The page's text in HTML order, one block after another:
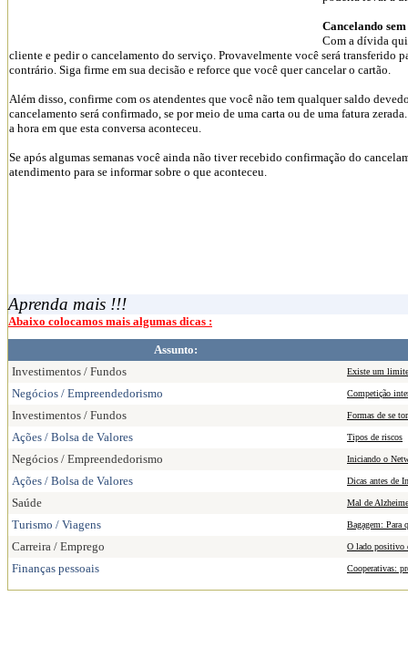
Cancelando
Com a dívida
cliente e pedir o cancelamento do serviço. Provavelmente você será transferido
contrário. Siga firme em sua decisão e reforce que você quer cancelar o cartão.
Além disso, confirme com os atendentes que você não tem qualquer saldo
cancelamento será confirmado, se por meio de uma carta ou de uma fatura
a hora em que esta conversa aconteceu.
Se após algumas semanas você ainda não tiver recebido confirmação do
atendimento para se informar sobre o que aconteceu.
Aprenda mais !!!
Abaixo colocamos mais algumas dicas :
Assunto:
Investimentos / Fundos
Existe um limite
Negócios / Empreendedorismo Competição
Investimentos / Fundos Formas de se
Ações / Bolsa de Valores Tipos de riscos
Negócios / Empreendedorismo Iniciando o
Ações / Bolsa de Valores Dicas antes de
Saúde Mal de
Turismo / Viagens Bagagem: Para
Carreira / Emprego O lado positivo
Finanças pessoais Cooperativas: